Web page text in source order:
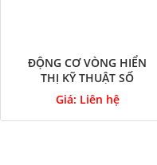
ĐỘNG CƠ VÒNG HIỂN
THỊ KỸ THUẬT SỐ
86HSE-B32
Giá: Liên hệ